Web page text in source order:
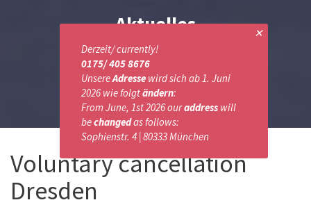
Aktuelles
Voluntary cancellation
Dresden
✕
Derzeit/ currently!
0175/ 405 8676
UnsereAdresse wird sich ab 1. Juni
2026 wie folgtändern:
From June, 1st 2026 ouraddress will
bechangedas follows:
Sophienstr. 4 | 80333 München